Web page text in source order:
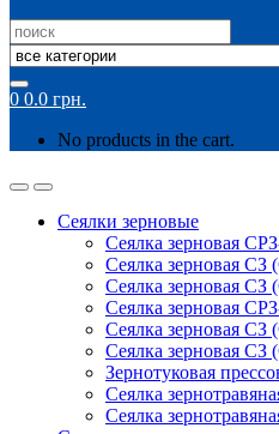
Search
for:
0 0.0 грн.
No products in the cart.
Сеялки зерновые
Сеялка зерновая
Сеялка зерновая СЗ
Сеялка зерновая СЗ
Сеялка зерновая
Сеялка зерновая СЗ
Сеялка зерновая СЗ
Зернотуковая
Сеялка
Сеялка